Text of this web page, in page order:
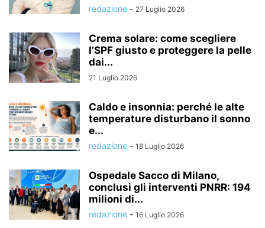
redazione - 27 Luglio 2026
Crema solare: come scegliere
l’SPF giusto e proteggere la pelle
dai...
21 Luglio 2026
Caldo e insonnia: perché le alte
temperature disturbano il sonno
e...
redazione - 18 Luglio 2026
Ospedale Sacco di Milano,
conclusi gli interventi PNRR: 194
milioni di...
redazione - 16 Luglio 2026